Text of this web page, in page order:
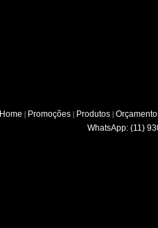
Home | Promoções | Produtos | Orçamento
WhatsApp: (11)